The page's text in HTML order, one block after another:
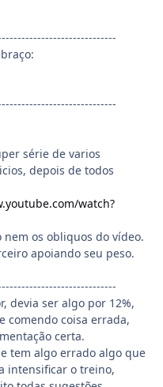
série de varios
depois de todos
watch?
os obliquos do vídeo.
apoiando seu peso.
devia ser algo por 12%,
comendo coisa errada,
certa.
tem algo errado algo que
intensificar o treino,